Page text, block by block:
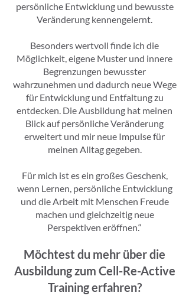
persönliche Entwicklung und bewusste
Veränderung kennengelernt.
Besonders wertvoll finde ich die
Möglichkeit, eigene Muster und innere
Begrenzungen bewusster
wahrzunehmen und dadurch neue Wege
für Entwicklung und Entfaltung zu
entdecken. Die Ausbildung hat meinen
Blick auf persönliche Veränderung
erweitert und mir neue Impulse für
meinen Alltag gegeben.
Für mich ist es ein großes Geschenk,
wenn Lernen, persönliche Entwicklung
und die Arbeit mit Menschen Freude
machen und gleichzeitig neue
Perspektiven eröffnen.“
Möchtest du mehr über die
Ausbildung zum Cell-Re-Active
Training erfahren?